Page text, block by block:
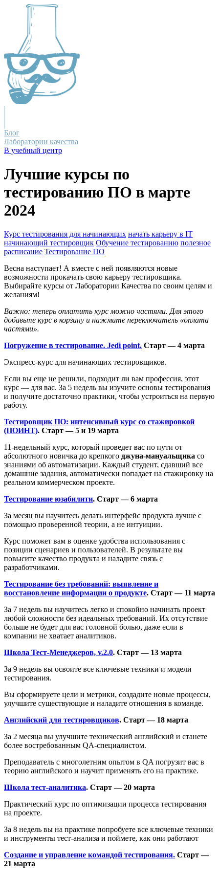
Блог
Лаборатории качества
В учебный центр
Лучшие курсы по
тестированию ПО в марте
2024
Курс тестирования для начинающих начать карьеру в IT
начинающий тестировщик Обучение тестированию полезное
расписание Тестирование ПО
Весна наступает! А вместе с ней появляются новые
возможности прокачать свою карьеру тестировщика.
Выбирайте курсы от Лаборатории Качества по своим целям и
желаниям!
Важно: теперь оплатить курс можно частями. Для этого
добавьте курс в корзину и нажмите переключатель «оплата
частями».
Погружение в тестирование. Jedi point. Старт — 4 марта
Экспресс-курс для начинающих тестировщиков.
Если вы еще не решили, подходит ли вам профессия, этот
курс — для вас. За 5 недель вы изучите основы тестирования
и получите достаточно практики, чтобы устроиться на первую
работу.
Тестировщик ПО: интенсивный курс со стажировкой
(ПОИНТ). Старт — 5 и 19 марта
11-недельный курс, который проведет вас по пути от
абсолютного новичка до крепкого джуна-мануальщика со
знаниями об автоматизации. Каждый студент, сдавший все
домашние задания, автоматически попадает на стажировку на
реальном коммерческом проекте.
Тестирование юзабилити. Старт — 6 марта
За месяц вы научитесь делать интерфейс продукта лучше с
помощью проверенной теории, а не интуиции.
Курс поможет вам в оценке удобства использования с
позиции сценариев и пользователей. В результате вы
повысите качество продукта и наладите связь с
разработчиками.
Тестирование без требований: выявление и
восстановление информации о продукте. Старт — 11 марта
За 7 недель вы научитесь легко и спокойно начинать проект
любой сложности без идеальных требований. Их отсутствие
больше не будет для вас головной болью, даже если в
компании не хватает аналитиков.
Школа Тест-Менеджеров, v.2.0. Старт — 13 марта
За 9 недель вы освоите все ключевые техники и модели
тестирования.
Вы сформируете цели и метрики, создадите новые процессы,
улучшите существующие и наладите отношения в команде.
Английский для тестировщиков. Старт — 18 марта
За 2 месяца вы улучшите технический английский и станете
более востребованным QA-специалистом.
Преподаватель с многолетним опытом в QA погрузит вас в
теорию английского и научит применять его на практике.
Школа тест-аналитика. Старт — 20 марта
Практический курс по оптимизации процесса тестирования
на проекте.
За 8 недель вы на практике попробуете все ключевые техники
и инструменты тест-анализа и поймете, как они работают
Создание и управление командой тестирования. Старт —
21 марта